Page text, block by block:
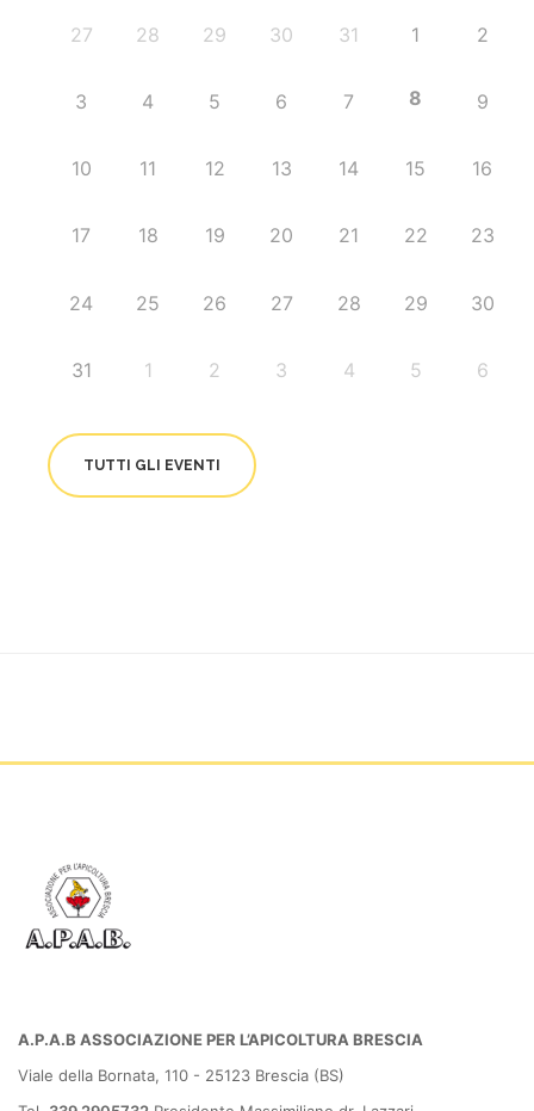
27 28 29 30 31 1 2
3 4 5 6 7 8 9
10 11 12 13 14 15 16
17 18 19 20 21 22 23
24 25 26 27 28 29 30
31 1 2 3 4 5 6
TUTTI GLI EVENTI
A.P.A.B ASSOCIAZIONE PER L’APICOLTURA BRESCIA
Viale della Bornata, 110 - 25123 Brescia (BS)